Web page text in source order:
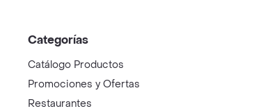
Categorías
Catálogo Productos
Promociones y Ofertas
Restaurantes